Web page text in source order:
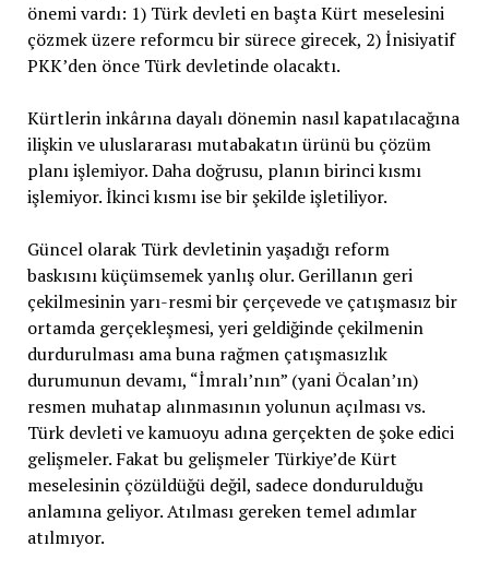
önemi vardı: 1) Türk devleti en başta Kürt meselesini
çözmek üzere reformcu bir sürece girecek, 2) İnisiyatif
PKK’den önce Türk devletinde olacaktı.
Kürtlerin inkârına dayalı dönemin nasıl kapatılacağına
ilişkin ve uluslararası mutabakatın ürünü bu çözüm
planı işlemiyor. Daha doğrusu, planın birinci kısmı
işlemiyor. İkinci kısmı ise bir şekilde işletiliyor.
Güncel olarak Türk devletinin yaşadığı reform
baskısını küçümsemek yanlış olur. Gerillanın geri
çekilmesinin yarı-resmi bir çerçevede ve çatışmasız bir
ortamda gerçekleşmesi, yeri geldiğinde çekilmenin
durdurulması ama buna rağmen çatışmasızlık
durumunun devamı, “İmralı’nın” (yani Öcalan’ın)
resmen muhatap alınmasının yolunun açılması vs.
Türk devleti ve kamuoyu adına gerçekten de şoke edici
gelişmeler. Fakat bu gelişmeler Türkiye’de Kürt
meselesinin çözüldüğü değil, sadece dondurulduğu
anlamına geliyor. Atılması gereken temel adımlar
atılmıyor.